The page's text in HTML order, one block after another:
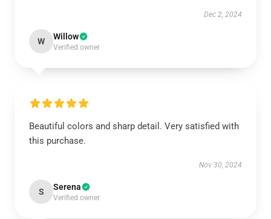
Dec 2, 2024
W Willow
Verified owner
Beautiful colors and sharp detail. Very satisfied with
this purchase.
Nov 30, 2024
S Serena
Verified owner